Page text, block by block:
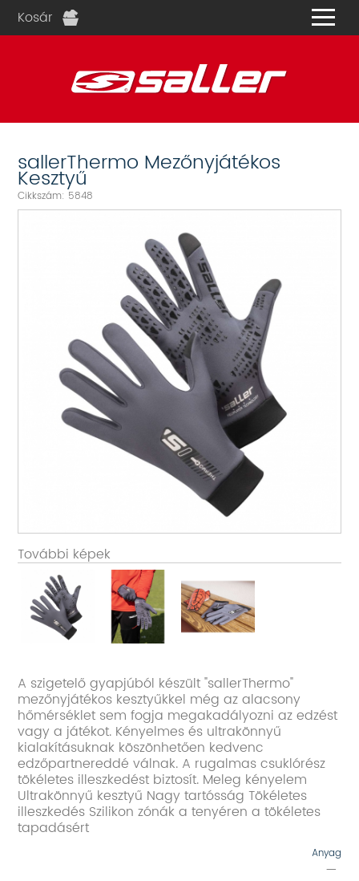
Kosár
sallerThermo Mezőnyjátékos
Kesztyű
Cikkszám: 5848
További képek
A szigetelő gyapjúból készült "sallerThermo"
mezőnyjátékos kesztyűkkel még az alacsony
hőmérséklet sem fogja megakadályozni az edzést
vagy a játékot. Kényelmes és ultrakönnyű
kialakításuknak köszönhetően kedvenc
edzőpartnereddé válnak. A rugalmas csuklórész
tökéletes illeszkedést biztosít. Meleg kényelem
Ultrakönnyű kesztyű Nagy tartósság Tökéletes
illeszkedés Szilikon zónák a tenyéren a tökéletes
tapadásért
Anyag
—